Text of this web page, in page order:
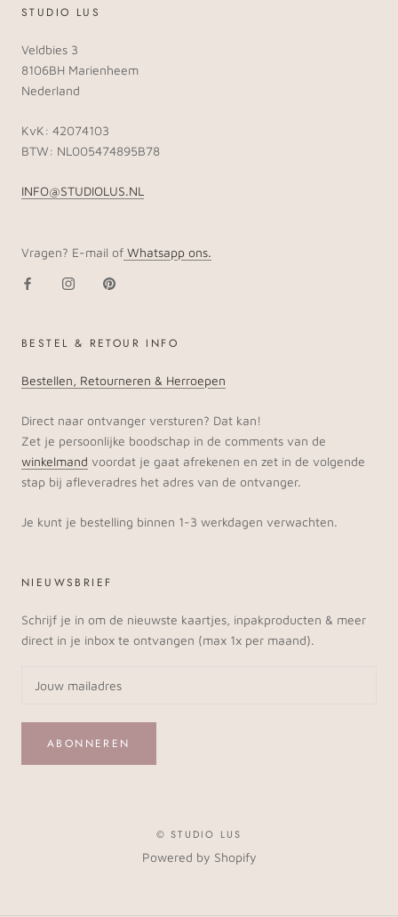
STUDIO LUS
Veldbies 3
8106BH Marienheem
Nederland
KvK: 42074103
BTW: NL005474895B78
INFO@STUDIOLUS.NL
Vragen? E-mail of Whatsapp ons.
BESTEL & RETOUR INFO
Bestellen, Retourneren & Herroepen
Direct naar ontvanger versturen? Dat kan!
Zet je persoonlijke boodschap in de comments van de
winkelmand voordat je gaat afrekenen en zet in de volgende
stap bij afleveradres het adres van de ontvanger.
Je kunt je bestelling binnen 1-3 werkdagen verwachten.
NIEUWSBRIEF
Schrijf je in om de nieuwste kaartjes, inpakproducten & meer
direct in je inbox te ontvangen (max 1x per maand).
ABONNEREN
© STUDIO LUS
Powered by Shopify